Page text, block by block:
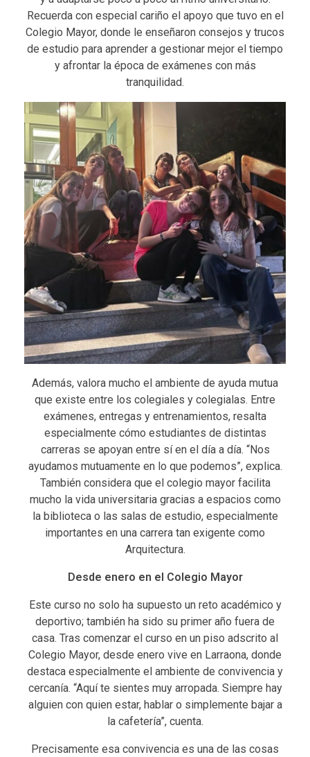
Recuerda con especial cariño el apoyo que tuvo en el
Colegio Mayor, donde le enseñaron consejos y trucos
de estudio para aprender a gestionar mejor el tiempo
y afrontar la época de exámenes con más
tranquilidad.
Además, valora mucho el ambiente de ayuda mutua
que existe entre los colegiales y colegialas. Entre
exámenes, entregas y entrenamientos, resalta
especialmente cómo estudiantes de distintas
carreras se apoyan entre sí en el día a día. “Nos
ayudamos mutuamente en lo que podemos”, explica.
También considera que el colegio mayor facilita
mucho la vida universitaria gracias a espacios como
la biblioteca o las salas de estudio, especialmente
importantes en una carrera tan exigente como
Arquitectura.
Desde enero en el Colegio Mayor
Este curso no solo ha supuesto un reto académico y
deportivo; también ha sido su primer año fuera de
casa. Tras comenzar el curso en un piso adscrito al
Colegio Mayor, desde enero vive en Larraona, donde
destaca especialmente el ambiente de convivencia y
cercanía. “Aquí te sientes muy arropada. Siempre hay
alguien con quien estar, hablar o simplemente bajar a
la cafetería”, cuenta.
Precisamente esa convivencia es una de las cosas